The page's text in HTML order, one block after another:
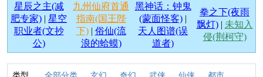
星辰之主(减
肥专家) | 星空
职业者(文抄
公)
九州仙府首通
指南(国王陛
下)| 俗仙(流
浪的蛤蟆)
黑神话：钟鬼
(蒙面怪客) |
天人图谱(误
道者)
拳之下(夜雨
飘灯)| 未知入
侵(荆柯守)